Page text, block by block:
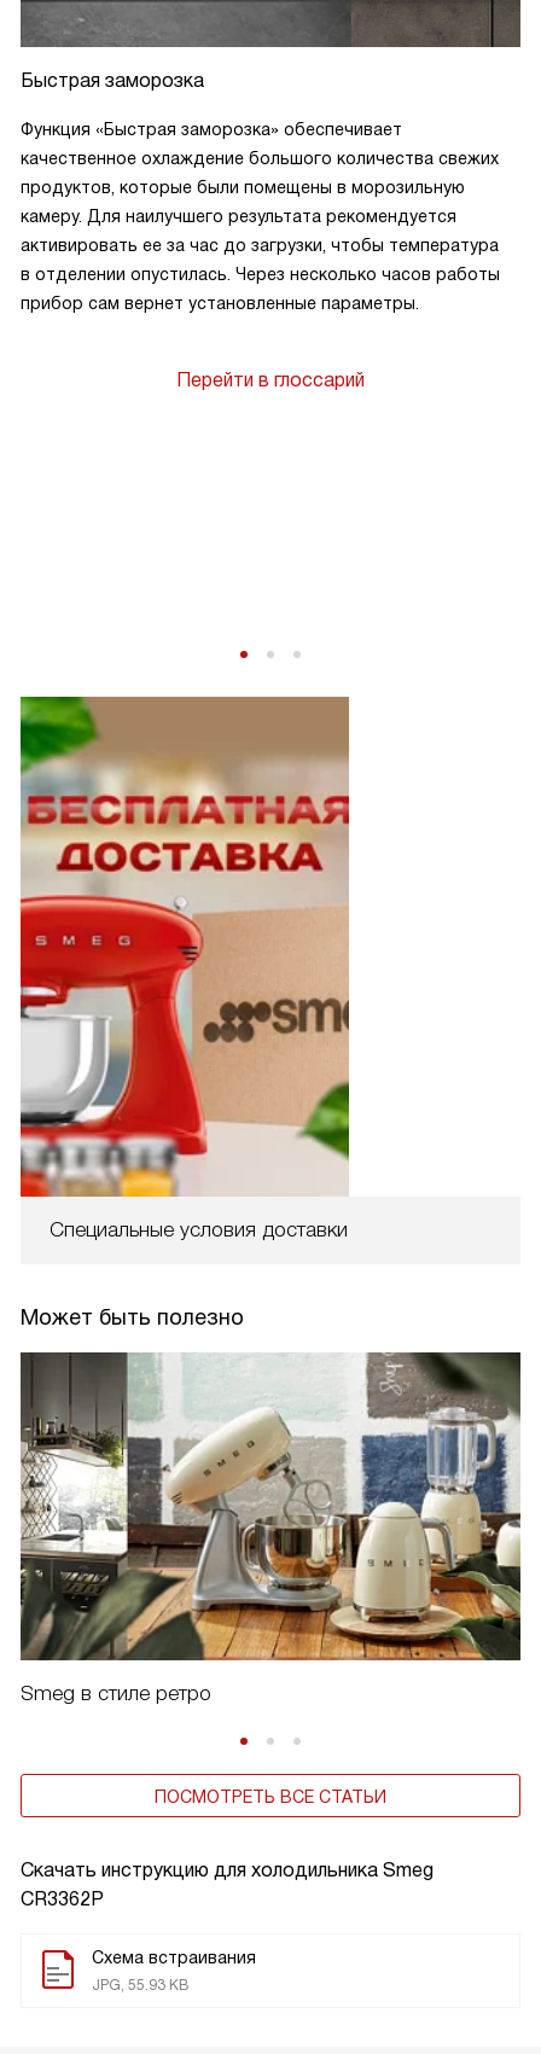
Скачать инструкцию для холодильника Smeg
CR3362P
Схема встраивания
JPG, 55.93 KB
Быстрая заморозка
Функция «Быстрая заморозка» обеспечивает
качественное охлаждение большого количества свежих
продуктов, которые были помещены в морозильную
камеру. Для наилучшего результата рекомендуется
активировать ее за час до загрузки, чтобы температура
в отделении опустилась. Через несколько часов работы
прибор сам вернет установленные параметры.
Перейти в глоссарий
Специальные условия доставки
Может быть полезно
Smeg в стиле ретро
ПОСМОТРЕТЬ ВСЕ СТАТЬИ